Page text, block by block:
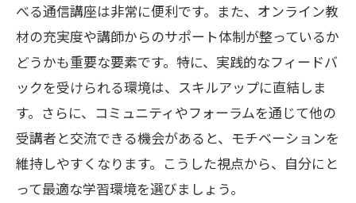
べる通信講座は非常に便利です。また、オンライン教
材の充実度や講師からのサポート体制が整っているか
どうかも重要な要素です。特に、実践的なフィードバ
ックを受けられる環境は、スキルアップに直結しま
す。さらに、コミュニティやフォーラムを通じて他の
受講者と交流できる機会があると、モチベーションを
維持しやすくなります。こうした視点から、自分にと
って最適な学習環境を選びましょう。